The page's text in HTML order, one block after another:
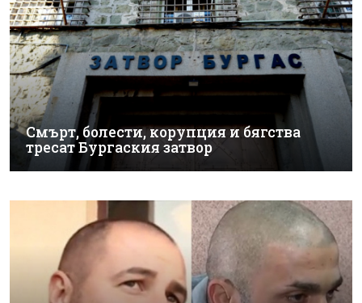
Смърт, болести, корупция и бягства
тресат Бургаския затвор